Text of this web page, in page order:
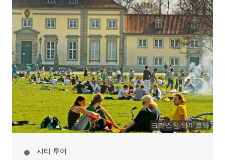
크리스찬 와이르와
시티 투어